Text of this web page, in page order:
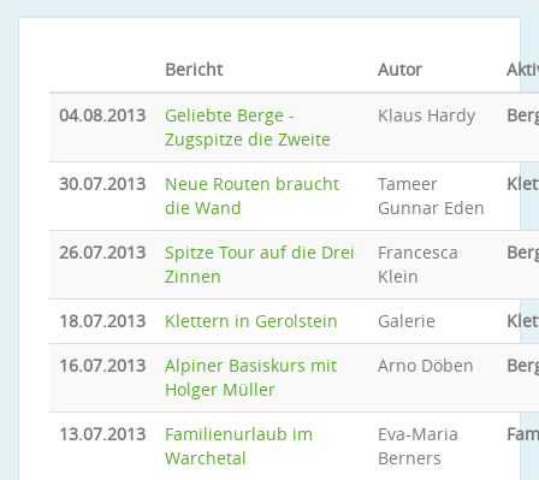
Bericht Autor
04.08.2013
Geliebte Berge -
Zugspitze die Zweite
Klaus Hardy
30.07.2013
Neue Routen braucht
die Wand
Tameer
Gunnar Eden
26.07.2013
Spitze Tour auf die Drei
Zinnen
Francesca
Klein
18.07.2013 Klettern in Gerolstein Galerie
16.07.2013
Alpiner Basiskurs mit
Holger Müller
Arno Döben
13.07.2013
Familienurlaub im
Warchetal
Eva-Maria
Berners